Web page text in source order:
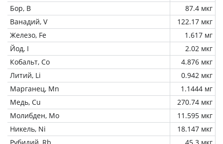
Бор, B
87.4 мкг
Ванадий, V
122.17 мкг
Железо, Fe
1.617 мг
Йод, I
2.02 мкг
Кобальт, Co
4.876 мкг
Литий, Li
0.942 мкг
Марганец, Mn
1.1444 мг
Медь, Cu
270.74 мкг
Молибден, Mo
11.595 мкг
Никель, Ni
18.147 мкг